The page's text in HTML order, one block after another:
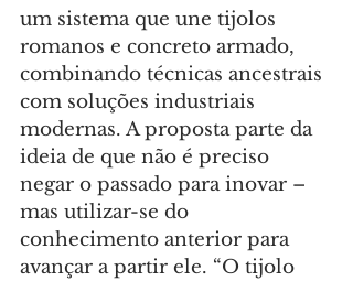
um sistema que une tijolos
romanos e concreto armado,
combinando técnicas ancestrais
com soluções industriais
modernas. A proposta parte da
ideia de que não é preciso
negar o passado para inovar –
mas utilizar-se do
conhecimento anterior para
avançar a partir ele. “O tijolo